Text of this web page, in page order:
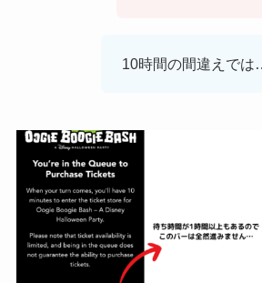
10時間の間違えでは